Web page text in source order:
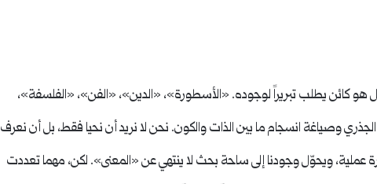
كائن يطلب تبريراً لوجوده. «الأسطورة»، «الدين»، «الفن»، «الفلسفة»،
وصياغة انسجام ما بين الذات والكون. نحن لا نريد أن نحيا فقط، بل أن نعرف
عملية، ويحوّل وجودنا إلى ساحة بحث لا ينتهي عن «المعنى». لكن، مهما تعددت